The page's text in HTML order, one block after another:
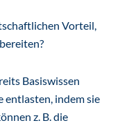
Vorteil,
Basiswissen
entlasten, indem sie
z. B. die